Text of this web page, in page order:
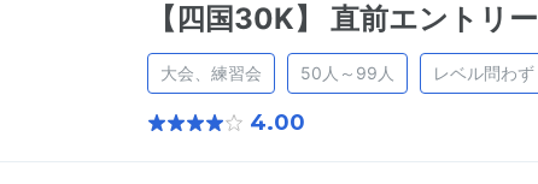
【四国30K】 直前エントリー
大会、練習会 50人～99人 レベル問わず
4.00